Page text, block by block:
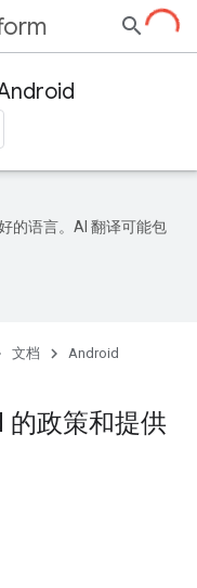
的语言。AI 翻译可能包
文档
Android
的政策和提供